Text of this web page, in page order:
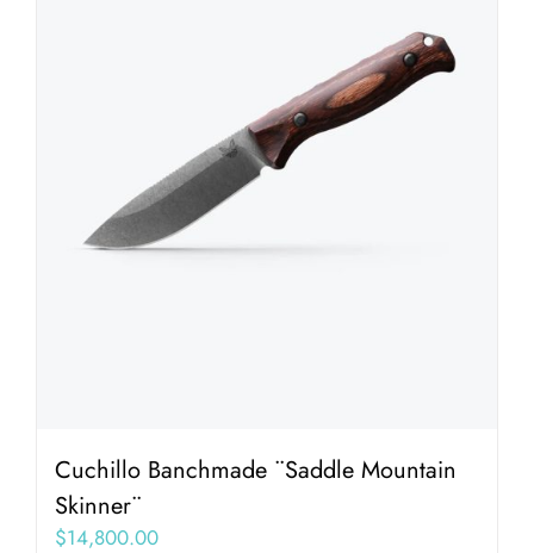
Cuchillo Banchmade ¨Saddle Mountain
Skinner¨
$14,800.00